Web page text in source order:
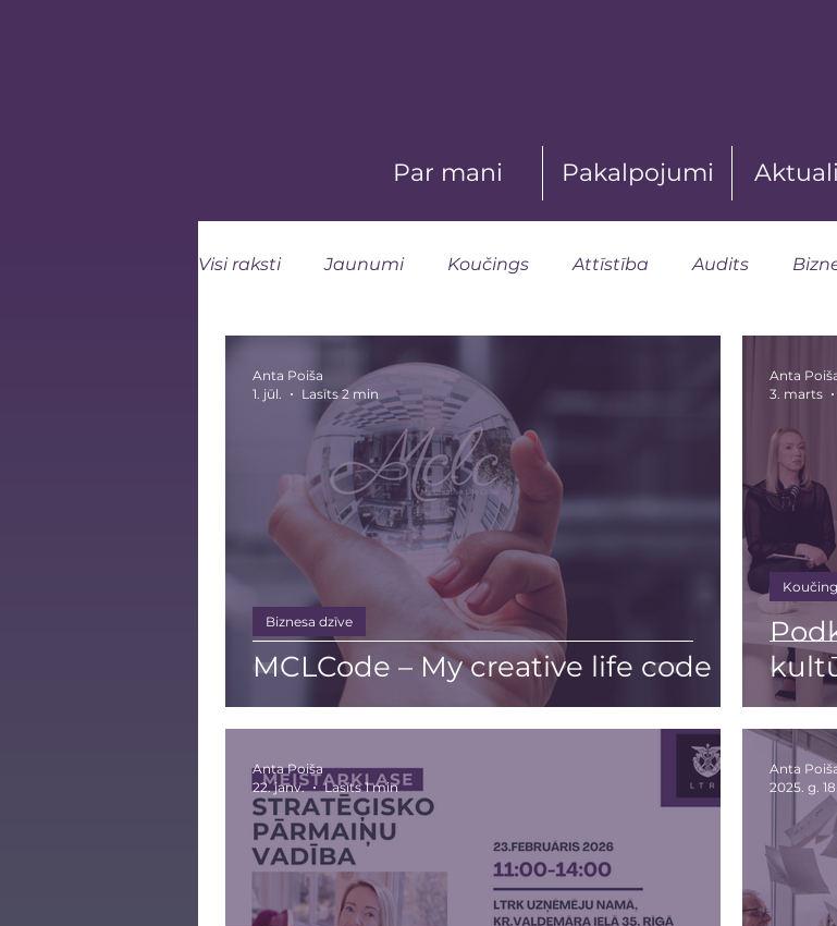
Par mani Pakalpojumi
Visi raksti Jaunumi Koučings Attīstība Audits
MCLCode – My creative life code
Biznesa dzīve
Anta Poiša
1. jūl.
Lasīts 2 min
Anta
3. marts
Anta Poiša
22. janv.
Lasīts 1 min
Anta
2025. g.